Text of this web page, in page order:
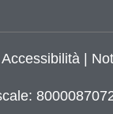
Accessibilità|